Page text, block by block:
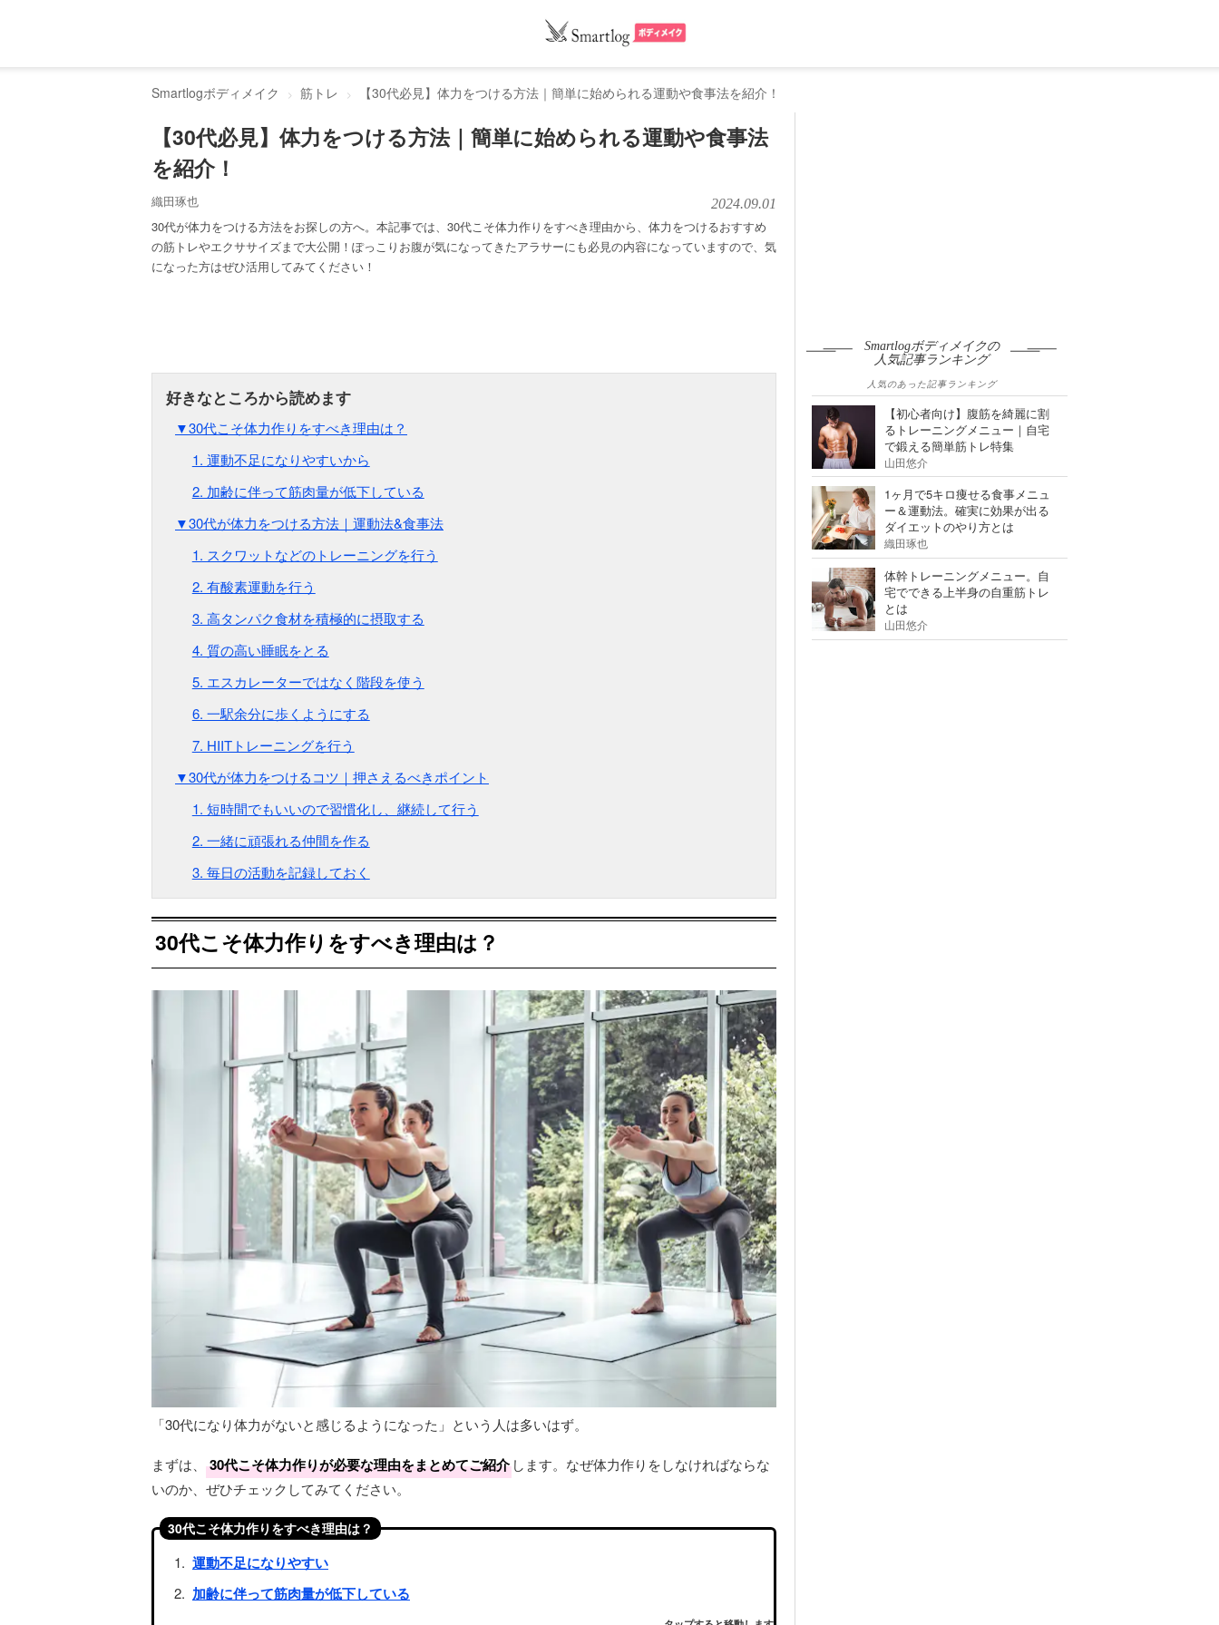
Smartlogボディメイク 筋トレ 【30代必見】体力をつける方法｜簡単に始められる運動や食事法を紹介！
【30代必見】体力をつける方法｜簡単に始められる運動や食事法
を紹介！
織田琢也 2024.09.01
30代が体力をつける方法をお探しの方へ。本記事では、30代こそ体力作りをすべき理由から、体力をつけるおすすめ
の筋トレやエクササイズまで大公開！ぽっこりお腹が気になってきたアラサーにも必見の内容になっていますので、気
になった方はぜひ活用してみてください！
▼30代こそ体力作りをすべき理由は？
1. 運動不足になりやすいから
2. 加齢に伴って筋肉量が低下している
▼30代が体力をつける方法｜運動法&食事法
1. スクワットなどのトレーニングを行う
2. 有酸素運動を行う
3. 高タンパク食材を積極的に摂取する
4. 質の高い睡眠をとる
5. エスカレーターではなく階段を使う
6. 一駅余分に歩くようにする
7. HIITトレーニングを行う
▼30代が体力をつけるコツ｜押さえるべきポイント
1. 短時間でもいいので習慣化し、継続して行う
2. 一緒に頑張れる仲間を作る
3. 毎日の活動を記録しておく
30代こそ体力作りをすべき理由は？
「30代になり体力がないと感じるようになった」という人は多いはず。
まずは、 30代こそ体力作りが必要な理由をまとめてご紹介 します。なぜ体力作りをしなければならな
いのか、ぜひチェックしてみてください。
30代こそ体力作りをすべき理由は？
運動不足になりやすい
加齢に伴って筋肉量が低下している
Smartlogボディメイクの
人気記事ランキング
人気のあった記事ランキング
【初心者向け】腹筋を綺麗に割
るトレーニングメニュー｜自宅
で鍛える簡単筋トレ特集
山田悠介
1ヶ月で5キロ痩せる食事メニュ
ー＆運動法。確実に効果が出る
ダイエットのやり方とは
織田琢也
体幹トレーニングメニュー。自
宅でできる上半身の自重筋トレ
とは
山田悠介